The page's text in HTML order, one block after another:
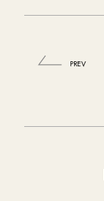
PREV